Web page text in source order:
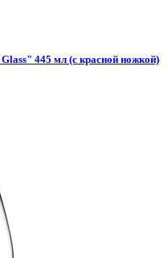
445 мл (с красной ножкой)